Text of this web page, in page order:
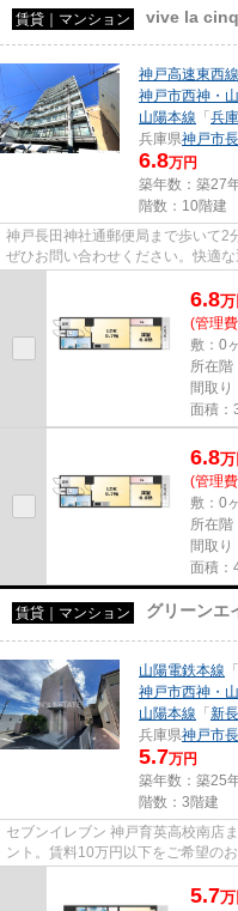
賃貸｜マンション vive la cinq
神戸高速東西線
神戸市西神・
山陽本線 「 兵庫
兵庫県神戸市
6.8万円
築年数：築27
階数：10階建
神戸長田神社通郵便局まで歩いて2
ぜひお問い合わせください。快適
6.8万
(管理
敷：0
所在階
間取り
面積：
6.8万
(管理
敷：0
所在階
間取り
面積：
賃貸｜マンション グリーンエ
山陽電鉄本線 「
神戸市西神・
山陽本線 「 新
兵庫県神戸市
5.7万円
築年数：築25
階数：3階建
セブンイレブン 神戸育英高校南店
ント。賃料10万円以下をご希望の
5.7万